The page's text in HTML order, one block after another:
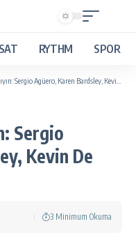
RYTHM SPOR
Sergio Agüero, Karen Bardsley, Kevin De Bruyne
Sergio
Kevin De
3 Minimum Okuma